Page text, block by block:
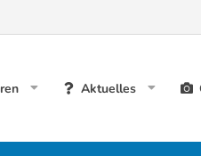
Aktuelles